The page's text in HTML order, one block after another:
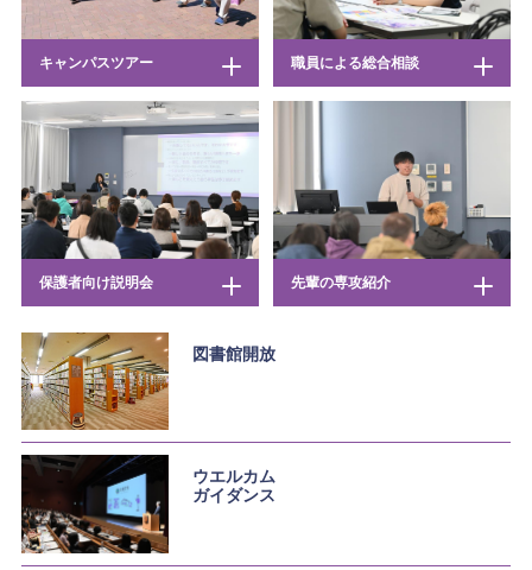
キャンパスツアー 職員による総合相談
保護者向け説明会 先輩の専攻紹介
図書館開放
ウエルカム
ガイダンス